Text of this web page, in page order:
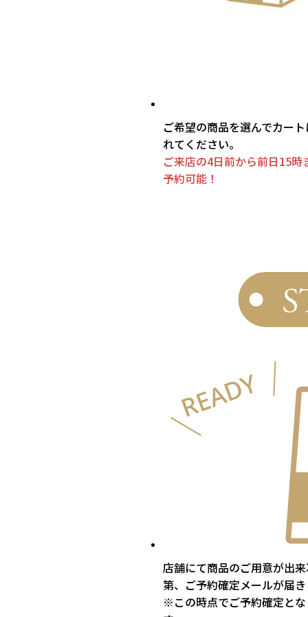
ご希望の商品を選んでカー
れてください。
ご来店の4日前から前日15時
予約可能！
店舗にて商品のご用意が出
第、ご予約確定メールが届
※この時点でご予約確定と